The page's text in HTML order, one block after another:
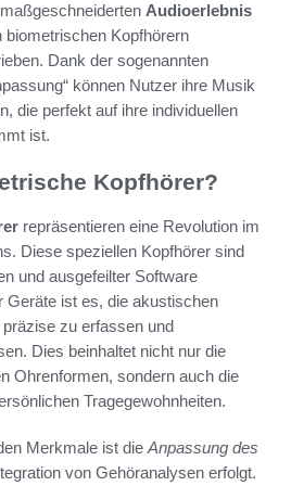
Audioerlebnis
biometrischen Kopfhörern
Dank der sogenannten
können Nutzer ihre Musik
die perfekt auf ihre individuellen
ist.
Kopfhörer?
repräsentieren eine Revolution im
Diese speziellen Kopfhörer sind
und ausgefeilter Software
Geräte ist es, die akustischen
zu erfassen und
Dies beinhaltet nicht nur die
Ohrenformen, sondern auch die
Tragegewohnheiten.
Merkmale ist die Anpassung des
von Gehöranalysen erfolgt.